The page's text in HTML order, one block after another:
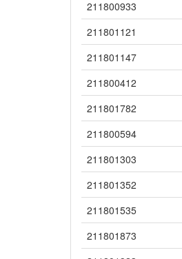
211800933
211801121
211801147
211800412
211801782
211800594
211801303
211801352
211801535
211801873